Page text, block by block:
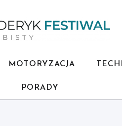
MOTORYZACJA
PORADY